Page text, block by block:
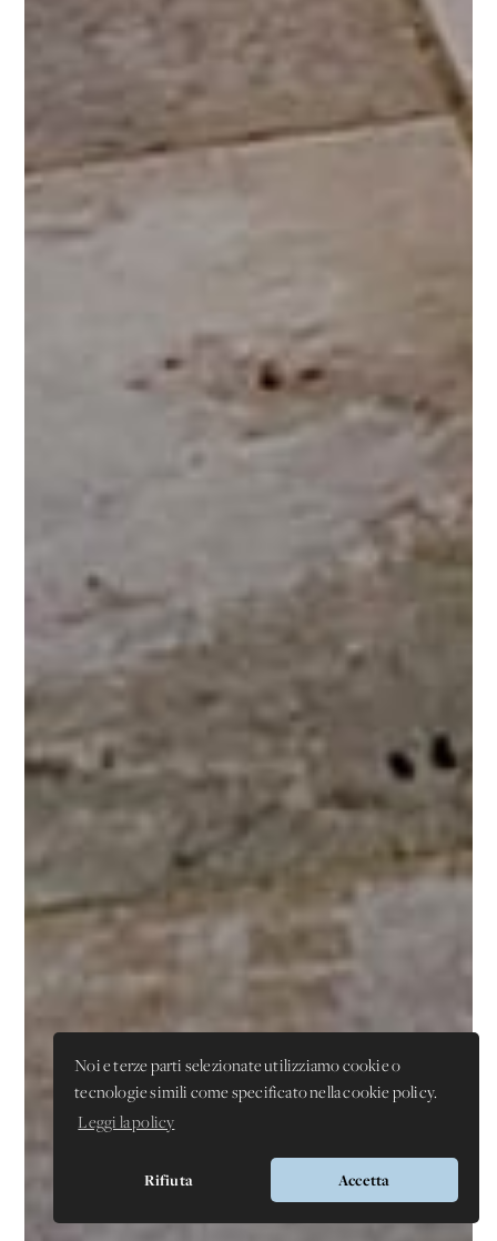
Noi e terze parti selezionate utilizziamo cookie o
tecnologie simili come specificato nella cookie policy.
Leggi la policy
Rifiuta Accetta